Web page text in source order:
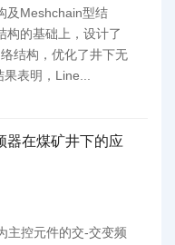
及Meshchain型结
构的基础上，设计了
结构，优化了井下无
表明，Line...
器在煤矿井下的应
主控元件的交-交变频